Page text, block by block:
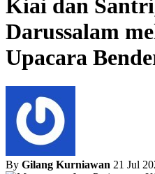
Kiai dan
Darussalam
Upacara
By Gilang Kurniawan 21 Jul